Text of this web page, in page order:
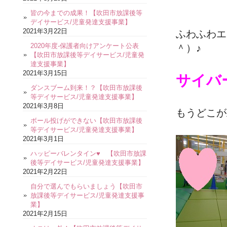
ふわふわ
＾）♪
サイバ
もうどこ
皆の今までの成果！【吹田市放課後等
デイサービス/児童発達支援事業】
2021年3月22日
2020年度-保護者向けアンケート公表
【吹田市放課後等デイサービス/児童発
達支援事業】
2021年3月15日
ダンスブーム到来！？【吹田市放課後
等デイサービス/児童発達支援事業】
2021年3月8日
ボール投げができない【吹田市放課後
等デイサービス/児童発達支援事業】
2021年3月1日
ハッピーバレンタイン♥ 【吹田市放課
後等デイサービス/児童発達支援事業】
2021年2月22日
自分で選んでもらいましょう【吹田市
放課後等デイサービス/児童発達支援事
業】
2021年2月15日